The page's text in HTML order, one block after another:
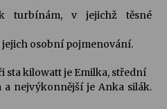
turbínám, v jejichž těsné
jejich osobní pojmenování.
sta kilowatt je Emilka, střední
a nejvýkonnější je Anka silák.